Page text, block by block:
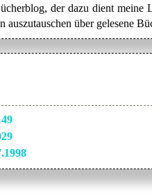
der dazu dient meine
auszutauschen über gelesene